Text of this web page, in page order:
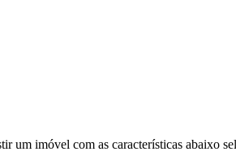
um imóvel com as características abaixo